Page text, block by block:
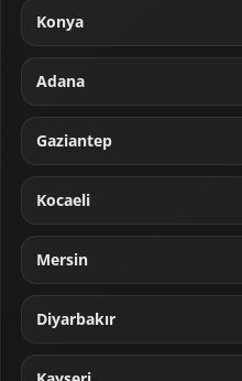
Konya
Adana
Gaziantep
Kocaeli
Mersin
Diyarbakır